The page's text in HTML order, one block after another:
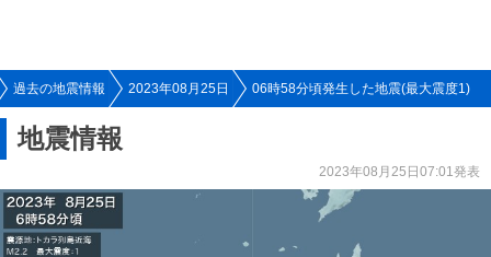
過去の地震情報 2023年08月25日 06時58分頃発生した地震(最大震度1)
地震情報
2023年08月25日07:01発表